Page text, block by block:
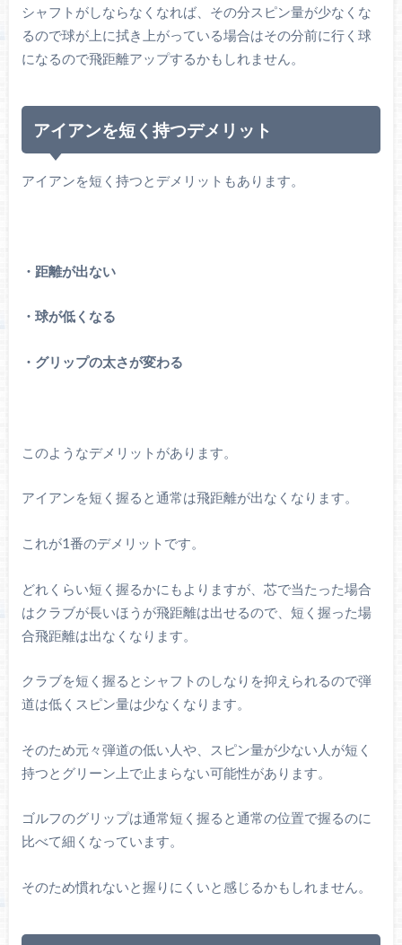
シャフトがしならなくなれば、その分スピン量が少なくな
るので球が上に拭き上がっている場合はその分前に行く球
になるので飛距離アップするかもしれません。
アイアンを短く持つデメリット
アイアンを短く持つとデメリットもあります。
・距離が出ない
・球が低くなる
・グリップの太さが変わる
このようなデメリットがあります。
アイアンを短く握ると通常は飛距離が出なくなります。
これが1番のデメリットです。
どれくらい短く握るかにもよりますが、芯で当たった場合
はクラブが長いほうが飛距離は出せるので、短く握った場
合飛距離は出なくなります。
クラブを短く握るとシャフトのしなりを抑えられるので弾
道は低くスピン量は少なくなります。
そのため元々弾道の低い人や、スピン量が少ない人が短く
持つとグリーン上で止まらない可能性があります。
ゴルフのグリップは通常短く握ると通常の位置で握るのに
比べて細くなっています。
そのため慣れないと握りにくいと感じるかもしれません。